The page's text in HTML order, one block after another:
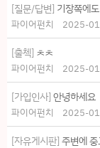
[질문/답변] 기장쪽에도
파이어펀치 2025-
[출첵] ㅊㅊ
파이어펀치 2025-
[가입인사] 안녕하세요
파이어펀치 2025-
[자유게시판] 주변에